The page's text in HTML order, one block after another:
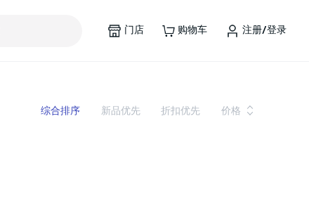
门店 购物车 注册/登录
综合排序 新品优先 折扣优先 价格